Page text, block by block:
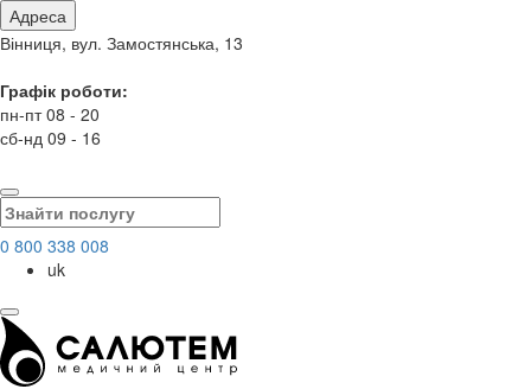
Адреса
Вінниця, вул. Замостянська, 13
Графік роботи:
пн-пт 08 - 20
сб-нд 09 - 16
0 800 338 008
uk